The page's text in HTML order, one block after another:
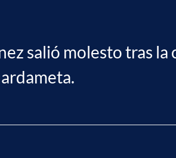
salió molesto tras